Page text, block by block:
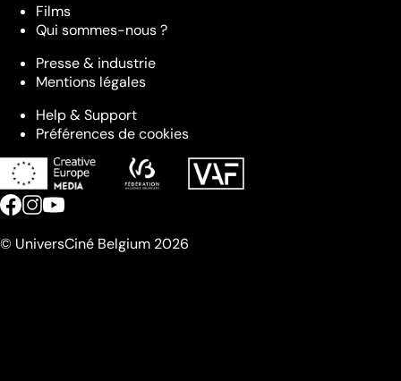
Films
Qui sommes-nous ?
Presse & industrie
Mentions légales
Help & Support
Préférences de cookies
© UniversCiné Belgium 2026